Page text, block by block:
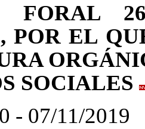
FORAL
POR EL
SOCIALES
- 07/11/2019